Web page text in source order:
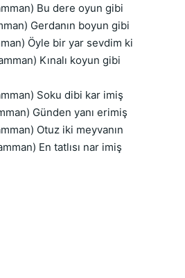
Bu dere oyun gibi
Gerdanın boyun gibi
Öyle bir yar sevdim ki
Kınalı koyun gibi
Soku dibi kar imiş
Günden yanı erimiş
Otuz iki meyvanın
En tatlısı nar imiş